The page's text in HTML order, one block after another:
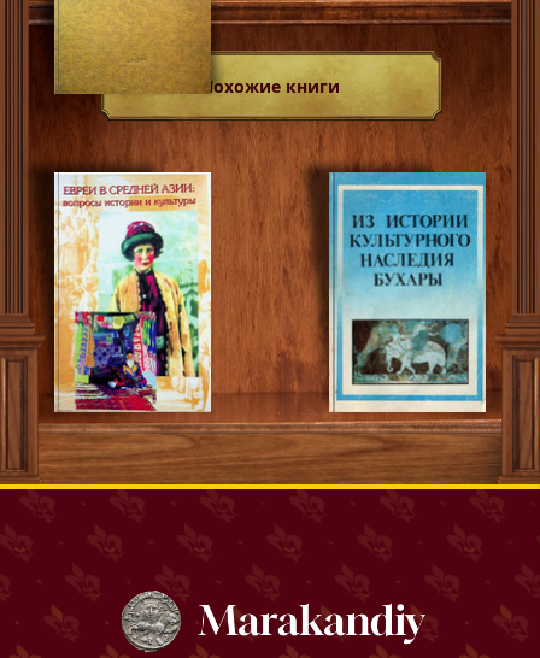
Похожие книги